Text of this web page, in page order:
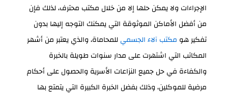
الإجراءات ولا يمكن حلها إلا من خلال مكتب محترف، لذلك فإن
من أفضل الأماكن الموثوقة التي يمكنك التوجه إليها بدون
تفكير هو مكتب آلاء الجسمي للمحاماة، والذي يعتبر من أشهر
المكاتب التي اشتهرت على مدار سنوات طويلة بالخبرة
والكفاءة في حل جميع النزاعات الأسرية والحصول على أحكام
مرضية للموكلين، وذلك بفضل الخبرة الكبيرة التي يتمتع بها